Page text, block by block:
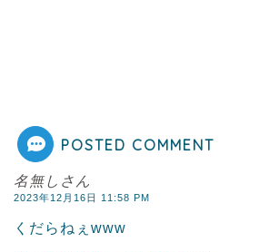
POSTED COMMENT
名無しさん
2023年12月16日 11:58 PM
くだらねぇwww